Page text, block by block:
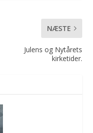
NÆSTE
Julens og Nytårets
kirketider.